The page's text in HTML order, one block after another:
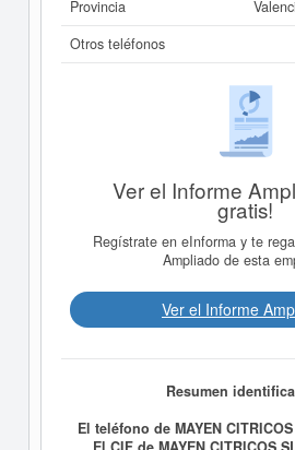
Provincia
Otros teléfonos
Ver el Informe
gratis!
Regístrate en eInforma y te
Ampliado de esta
Ver el Informe
Resumen
El teléfono de MAYEN